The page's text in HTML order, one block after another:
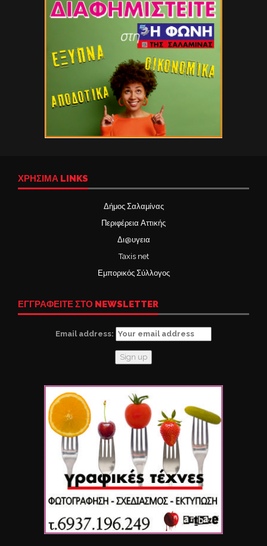
ΧΡΉΣΙΜΑ LINKS
Δήμος Σαλαμίνας
Περιφέρεια Αττικής
Δι@υγεια
Taxis net
Εμπορικός Σύλλογος
ΕΓΓΡΑΦΕΙΤΕ ΣΤΟ NEWSLETTER
Email address: